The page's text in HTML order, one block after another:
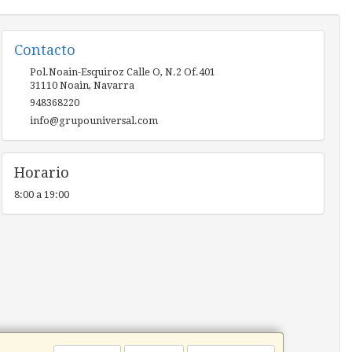
Contacto
Pol.Noain-Esquiroz Calle O, N.2 Of.401
31110 Noain, Navarra
948368220
info@grupouniversal.com
Horario
8:00 a 19:00